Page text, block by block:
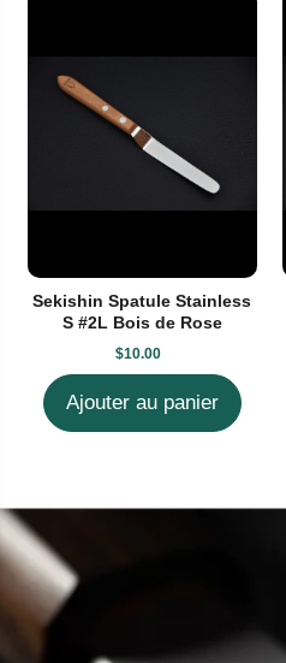
Sekishin Spatule Stainless
S #2L Bois de Rose
$10.00
Ajouter au panier